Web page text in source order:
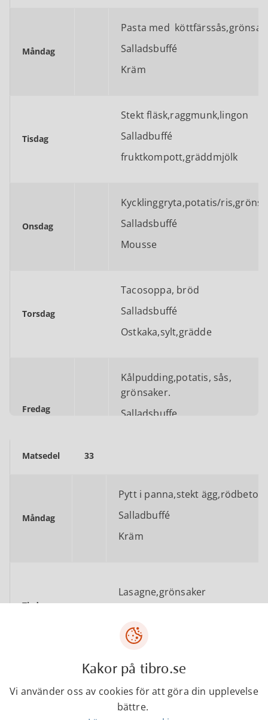
Måndag
Pasta med
Salladsbuffé
Kräm
Tisdag
Stekt fläsk,raggmunk,lingon
Salladbuffé
fruktkompott,gräddmjölk
Onsdag
Kycklinggryta,potatis/
Salladsbuffé
Mousse
Torsdag
Tacosoppa, bröd
Salladsbuffé
Ostkaka,sylt,grädde
Fredag
Kålpudding,potatis, sås,
grönsaker.
Salladsbuffe
Vi önskar er trevlig helg!
Matsedel 33
Måndag
Pytt i panna,stekt ägg,rödbetor
Salladbuffé
Kräm
Tisdag
Lasagne,grönsaker
Onsdag
Rödspätta,kallsås,potatis,ärtor
Ananas,grädde
Kakor på tibro.se
Vi använder oss av cookies för att göra din upplevelse
bättre.